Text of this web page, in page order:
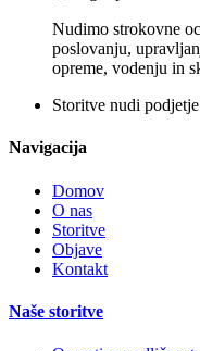
Nudimo strokovne
poslovanju,
opreme, vodenju in
Storitve nudi
Navigacija
Domov
O nas
Storitve
Objave
Kontakt
Naše storitve